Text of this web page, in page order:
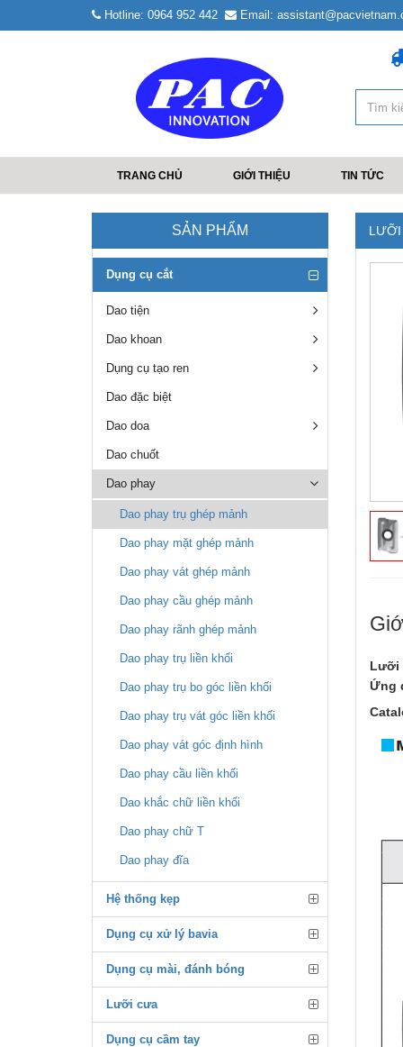
Hotline: 0964 952 442 Email:
TRANG CHỦ GIỚI THIỆU TIN TỨC
LƯỠI
Lưỡi
Ứng
SẢN PHẨM
Dụng cụ cắt
Dao tiện
Dao khoan
Dụng cụ tạo ren
Dao đặc biệt
Dao doa
Dao chuốt
Dao phay
Dao phay trụ ghép mảnh
Dao phay mặt ghép mảnh
Dao phay vát ghép mảnh
Dao phay cầu ghép mảnh
Dao phay rãnh ghép mảnh
Dao phay trụ liền khối
Dao phay trụ bo góc liền khối
Dao phay trụ vát góc liền khối
Dao phay vát góc định hình
Dao phay cầu liền khối
Dao khắc chữ liền khối
Dao phay chữ T
Dao phay đĩa
Hệ thống kẹp
Dụng cụ xử lý bavia
Dụng cụ mài, đánh bóng
Lưỡi cưa
Dụng cụ cầm tay